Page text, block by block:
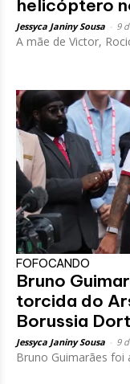
helicóptero
Jessyca Janiny Sousa 9
A mãe de Victor,
FOFOCANDO
Bruno
torcida do
Borussia
Jessyca Janiny Sousa 9
Bruno Guimarães foi